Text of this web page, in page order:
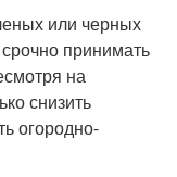
или черных
принимать
на
снизить
огородно-